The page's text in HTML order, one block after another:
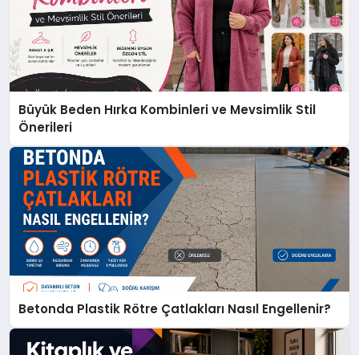
Büyük Beden Hırka Kombinleri ve Mevsimlik Stil
Önerileri
Betonda Plastik Rötre Çatlakları Nasıl Engellenir?